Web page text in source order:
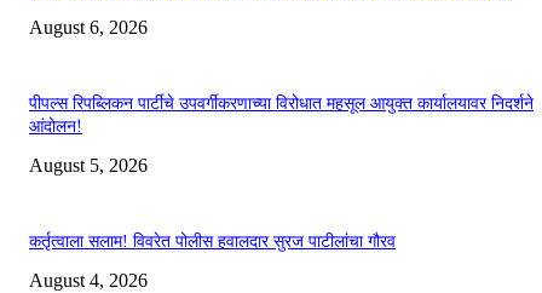
August 6, 2026
पीपल्स रिपब्लिकन पार्टीचे उपवर्गीकरणाच्या विरोधात महसूल आयुक्त कार्यालयावर निदर्शने
आंदोलन!
August 5, 2026
कर्तृत्वाला सलाम! विवरेत पोलीस हवालदार सुरज पाटीलांचा गौरव
August 4, 2026